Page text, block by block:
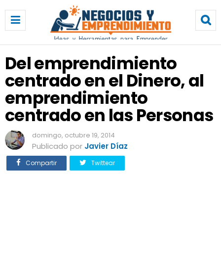
l
e
p
r
e
n
i
i
e
n
t
Del emprendimiento
centrado en el Dinero, al
emprendimiento
centrado en las Personas
domingo, octubre 19, 2014
Publicado por Javier Díaz
Compartir Twittear